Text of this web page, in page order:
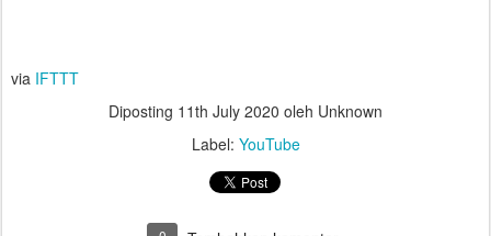
via IFTTT
Diposting 11th July 2020 oleh Unknown
Label: YouTube